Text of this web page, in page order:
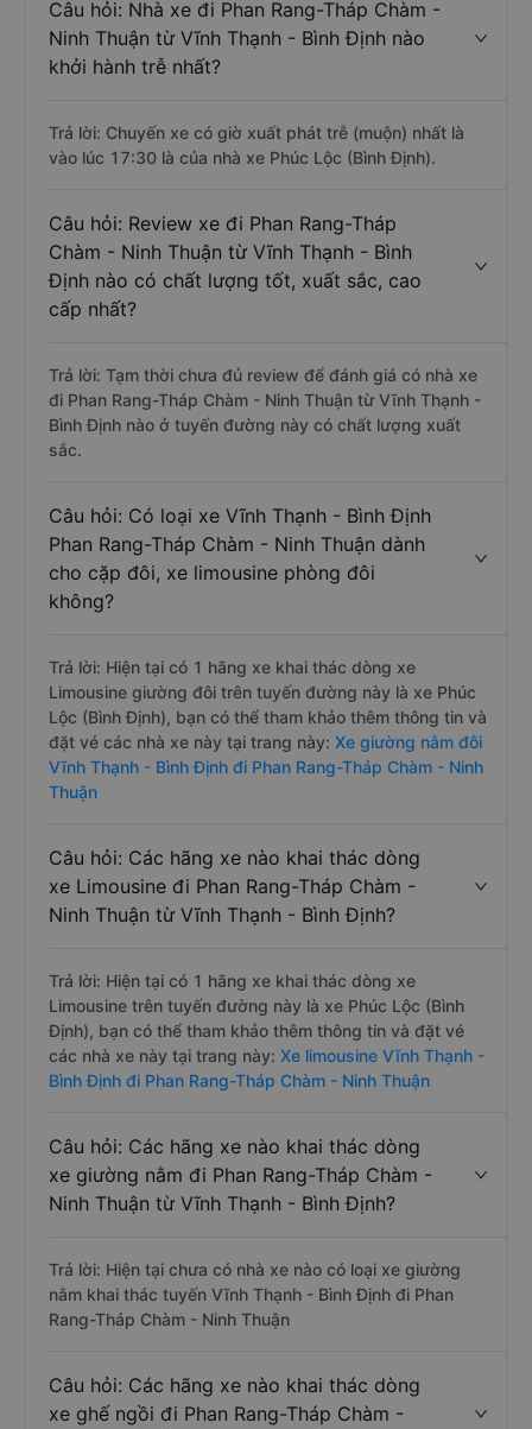
Câu hỏi: Nhà xe đi Phan Rang-Tháp Chàm -
Ninh Thuận từ Vĩnh Thạnh - Bình Định nào
khởi hành trễ nhất?
Trả lời: Chuyến xe có giờ xuất phát trễ (muộn) nhất là
vào lúc 17:30 là của nhà xe Phúc Lộc (Bình Định).
Câu hỏi: Review xe đi Phan Rang-Tháp
Chàm - Ninh Thuận từ Vĩnh Thạnh - Bình
Định nào có chất lượng tốt, xuất sắc, cao
cấp nhất?
Trả lời: Tạm thời chưa đủ review để đánh giá có nhà xe
đi Phan Rang-Tháp Chàm - Ninh Thuận từ Vĩnh Thạnh -
Bình Định nào ở tuyến đường này có chất lượng xuất
sắc.
Câu hỏi: Có loại xe Vĩnh Thạnh - Bình Định
Phan Rang-Tháp Chàm - Ninh Thuận dành
cho cặp đôi, xe limousine phòng đôi
không?
Trả lời: Hiện tại có 1 hãng xe khai thác dòng xe
Limousine giường đôi trên tuyến đường này là xe Phúc
Lộc (Bình Định), bạn có thể tham khảo thêm thông tin và
đặt vé các nhà xe này tại trang này: Xe giường nằm đôi
Vĩnh Thạnh - Bình Định đi Phan Rang-Tháp Chàm - Ninh
Thuận
Câu hỏi: Các hãng xe nào khai thác dòng
xe Limousine đi Phan Rang-Tháp Chàm -
Ninh Thuận từ Vĩnh Thạnh - Bình Định?
Trả lời: Hiện tại có 1 hãng xe khai thác dòng xe
Limousine trên tuyến đường này là xe Phúc Lộc (Bình
Định), bạn có thể tham khảo thêm thông tin và đặt vé
các nhà xe này tại trang này: Xe limousine Vĩnh Thạnh -
Bình Định đi Phan Rang-Tháp Chàm - Ninh Thuận
Câu hỏi: Các hãng xe nào khai thác dòng
xe giường nằm đi Phan Rang-Tháp Chàm -
Ninh Thuận từ Vĩnh Thạnh - Bình Định?
Trả lời: Hiện tại chưa có nhà xe nào có loại xe giường
nằm khai thác tuyến Vĩnh Thạnh - Bình Định đi Phan
Rang-Tháp Chàm - Ninh Thuận
Câu hỏi: Các hãng xe nào khai thác dòng
xe ghế ngồi đi Phan Rang-Tháp Chàm -